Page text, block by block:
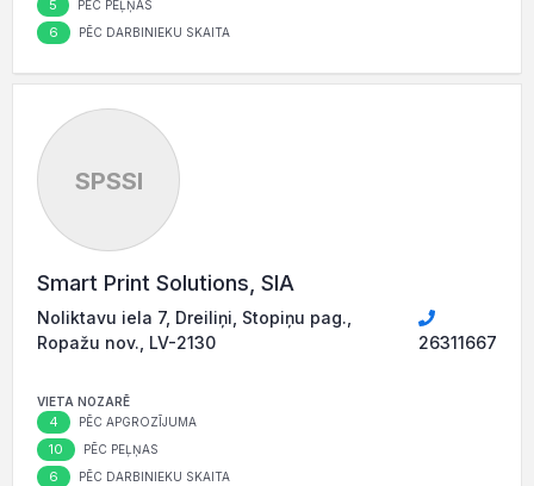
5 PĒC PEĻŅAS
6 PĒC DARBINIEKU SKAITA
SPSSI
Smart Print Solutions, SIA
Noliktavu iela 7, Dreiliņi, Stopiņu pag.,
Ropažu nov., LV-2130
26311667
VIETA NOZARĒ
4 PĒC APGROZĪJUMA
10 PĒC PEĻŅAS
6 PĒC DARBINIEKU SKAITA